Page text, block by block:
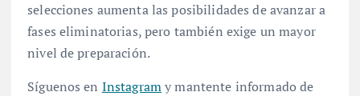
selecciones aumenta las posibilidades de avanzar a
fases eliminatorias, pero también exige un mayor
nivel de preparación.
Síguenos en Instagramy mantente informado de